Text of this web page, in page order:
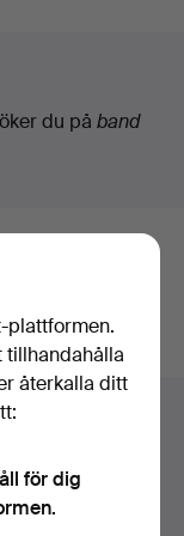
du på band
som
plattformen.
tillhandahålla
återkalla ditt
för dig